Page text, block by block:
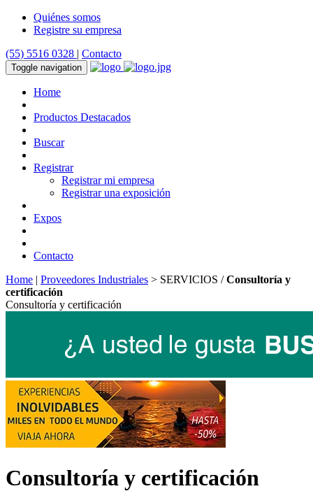
Quiénes somos
Registre su empresa
(55) 5516 0328 | Contacto
Toggle navigation
Home
Productos Destacados
Buscar
Registrar
Registrar mi empresa
Registrar una exposición
Expos
Contacto
Home | Proveedores Industriales > SERVICIOS /Consultoría y
certificación
Consultoría y certificación
Consultoría y certificación